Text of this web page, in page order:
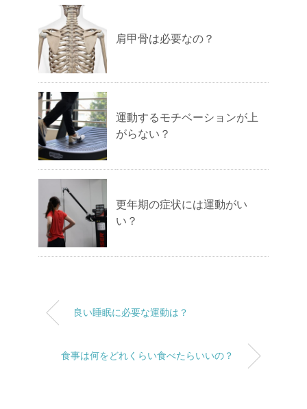
肩甲骨は必要なの？
運動するモチベーションが上
がらない？
更年期の症状には運動がい
い？
良い睡眠に必要な運動は？
食事は何をどれくらい食べたらいいの？